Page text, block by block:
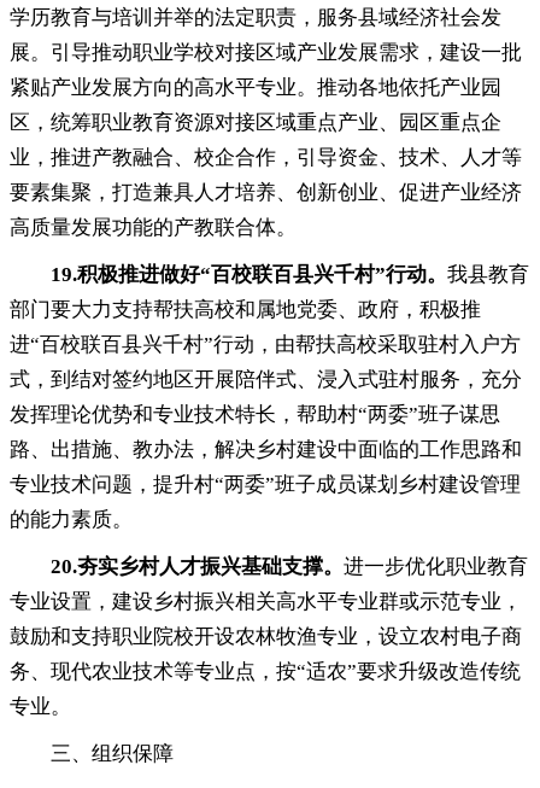
学历教育与培训并举的法定职责，服务县域经济社会发
展。 引导推动职业学校对接区域产业发展需求，建设一批
紧贴产业发展方向的高水平专业。 推动各地依托产业园
区，统筹职业教育资源对接区域重点产业、园区重点企
业 ， 推进产教融合、校企合作，引导资金、技术、人才等
要素集聚 ， 打造兼具人才培养、创新创业、促进产业经济
高质量发展功能的产教联合体。
19.积极推进做好“百校联百县兴千村”行动。 我县教育
部门要大力支持帮扶高校和属地党委、政府 ， 积极推
进“百校联百县兴千村”行动，由帮扶高校采取驻村入户方
式 ， 到结对签约地区开展陪伴式、浸入式驻村服务，充分
发挥理论优势和专业技术特长 ， 帮助村“两委”班子谋思
路、出措施、教办法，解决乡村建设中面临的工作思路和
专业技术问题 ， 提升村“两委”班子成员谋划乡村建设管理
的能力素质。
20.夯实乡村人才振兴基础支撑。 进一步优化职业教育
专业设置 ， 建设乡村振兴相关高水平专业群或示范专业，
鼓励和支持职业院校开设农林牧渔专业 ， 设立农村电子商
务、现代农业技术等专业点，按“适农”要求升级改造传统
专业。
三、组织保障